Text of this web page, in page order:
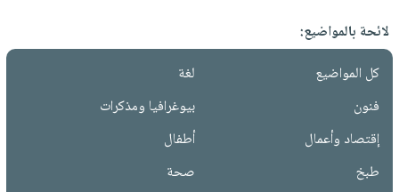
لائحة بالمواضيع:
كل المواضيع
لغة
فنون
بيوغرافيا ومذكرات
إقتصاد وأعمال
أطفال
طبخ
صحة